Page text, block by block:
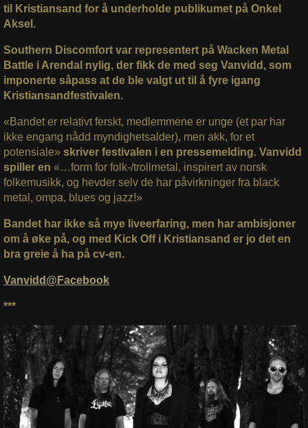
til Kristiansand for å underholde publikumet på Onkel
Aksel.
Southern Discomfort var representert på Wacken Metal
Battle i Arendal nylig, der fikk de med seg Vanvidd, som
imponerte såpass at de ble valgt ut til å fyre igang
Kristiansandfestivalen.
«Bandet er relativt ferskt, medlemmene er unge (et par har
ikke engang nådd myndighetsalder), men akk, for et
potensiale» skriver festivalen i en pressemelding. Vanvidd
spiller en «…form for folk-/trollmetal, inspirert av norsk
folkemusikk, og hevder selv de har påvirkninger fra black
metal, ompa, blues og jazz!»
Bandet har ikke så mye liveerfaring, men har ambisjoner
om å øke på, og med Kick Off i Kristiansand er jo det en
bra greie å ha på cv-en.
Vanvidd@Facebook
***